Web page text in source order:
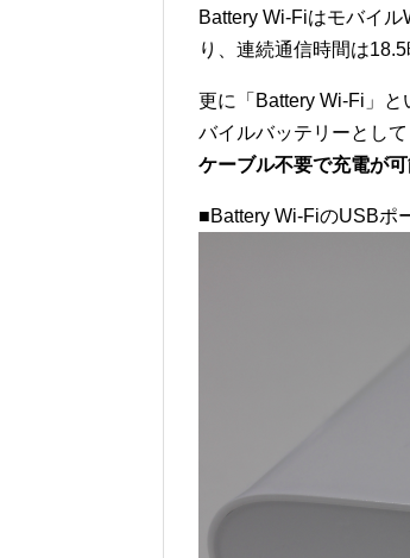
Battery Wi-Fiはモバイ
り、連続通信時間は18.5
更に「Battery Wi-Fi」
バイルバッテリーとし
ケーブル不要で充電が
■Battery Wi-FiのUSBポ